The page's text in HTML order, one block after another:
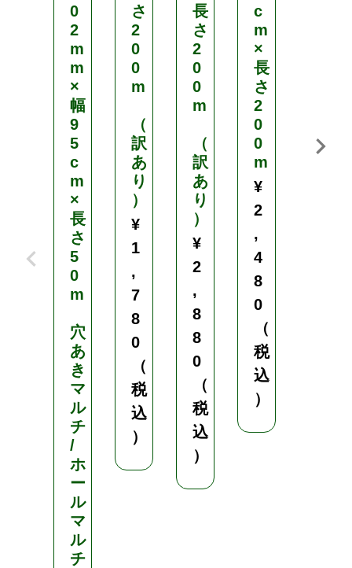
0
2
m
m
×
幅
9
5
c
m
×
長
さ
5
0
m
穴
あ
き
マ
ル
チ
/
ホ
ー
ル
マ
ル
チ
さ
2
0
0
m
（
訳
あ
り
）
¥
1
,
7
8
0
（
税
込
）
長
さ
2
0
0
m
（
訳
あ
り
）
¥
2
,
8
8
0
（
税
込
）
c
m
×
長
さ
2
0
0
m
¥
2
,
4
8
0
（
税
込
）